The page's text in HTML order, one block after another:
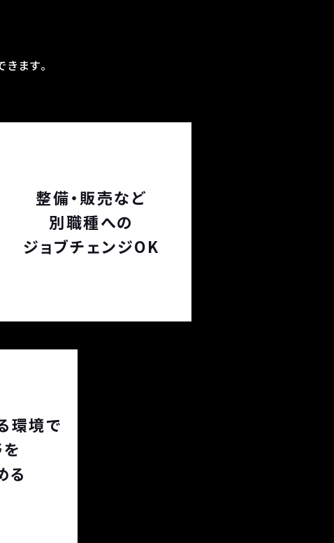
ます。
整備・販売など
別職種への
ジョブチェンジOK
環境で
る